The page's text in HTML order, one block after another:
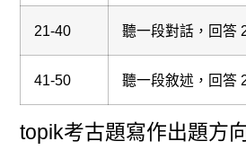
21-40 聽一段對話，回答
41-50 聽一段敘述，回答
topik考古題寫作出題方